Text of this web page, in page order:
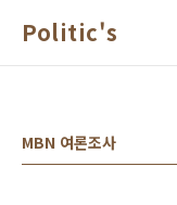
Politic's
MBN 여론조사